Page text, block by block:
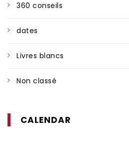
360 conseils
dates
Livres blancs
Non classé
CALENDAR